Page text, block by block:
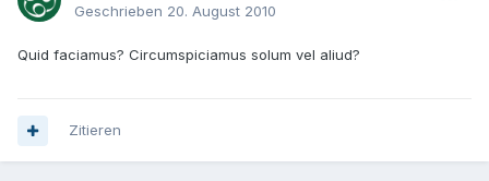
Geschrieben 20. August 2010
Quid faciamus? Circumspiciamus solum vel aliud?
Zitieren